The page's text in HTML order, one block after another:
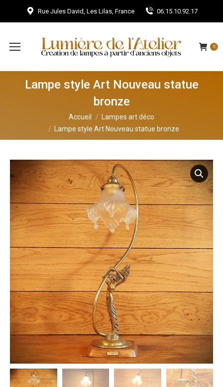
Rue Jules David, Les Lilas, France 06.15.10.92.17
0
Lampe style Art Nouveau statue
bronze
Accueil
Lampes art déco
Lampe style Art Nouveau statue bronze